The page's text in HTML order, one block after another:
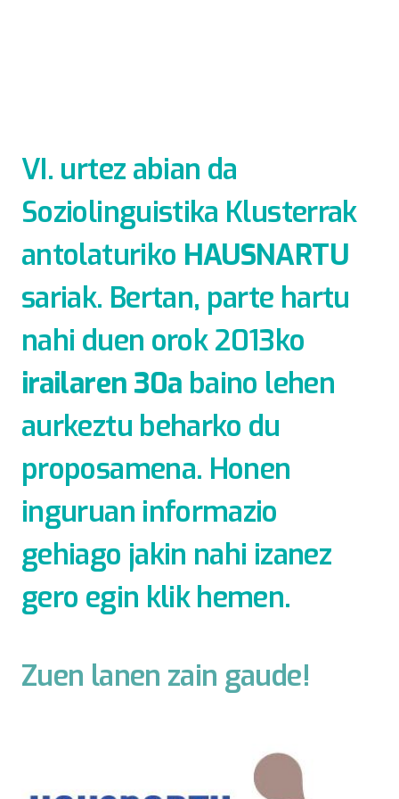
VI. urtez abian da
Soziolinguistika Klusterrak
antolaturiko HAUSNARTU
sariak. Bertan, parte hartu
nahi duen orok 2013ko
irailaren 30a baino lehen
aurkeztu beharko du
proposamena. Honen
inguruan informazio
gehiago jakin nahi izanez
gero egin klikhemen.
Zuen lanen zain gaude!